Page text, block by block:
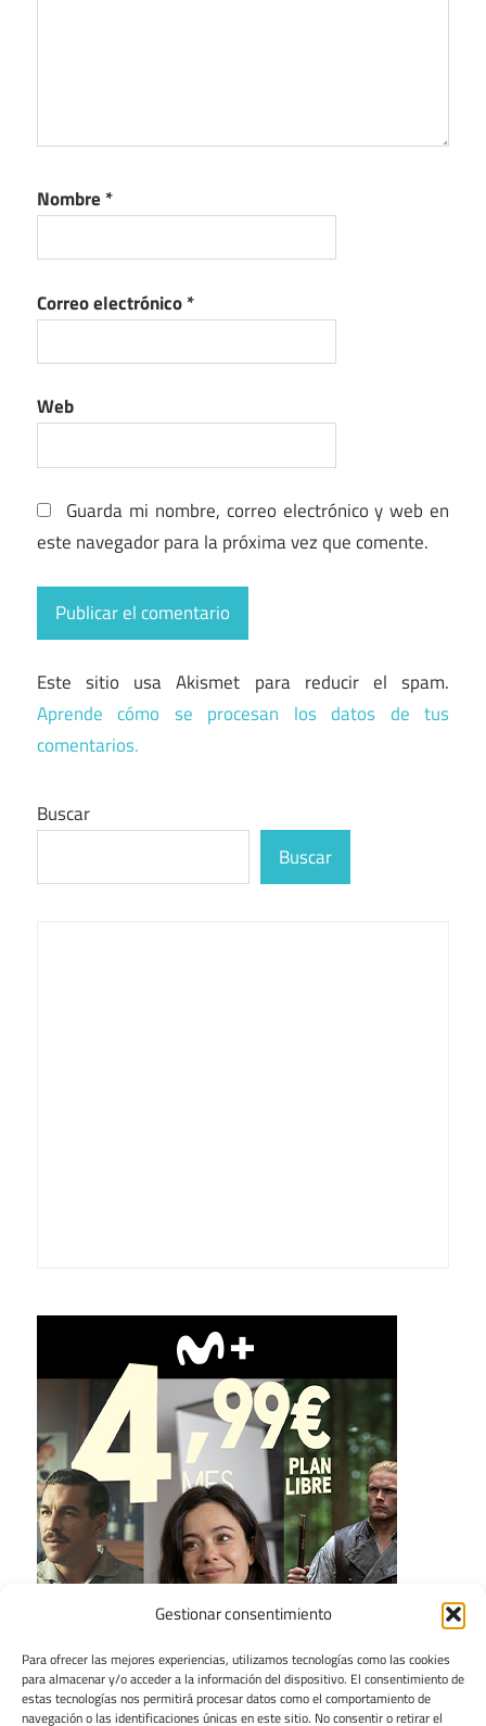
Gestionar consentimiento
Para ofrecer las mejores experiencias, utilizamos tecnologías como las cookies
para almacenar y/o acceder a la información del dispositivo. El consentimiento de
estas tecnologías nos permitirá procesar datos como el comportamiento de
navegación o las identificaciones únicas en este sitio. No consentir o retirar el
Nombre *
Correo electrónico*
Web
Guarda mi nombre, correo electrónico y web en
este navegador para la próxima vez que comente.
Este sitio usa Akismet para reducir el spam.
Aprende cómo se procesan los datos de tus
comentarios.
Buscar
Buscar